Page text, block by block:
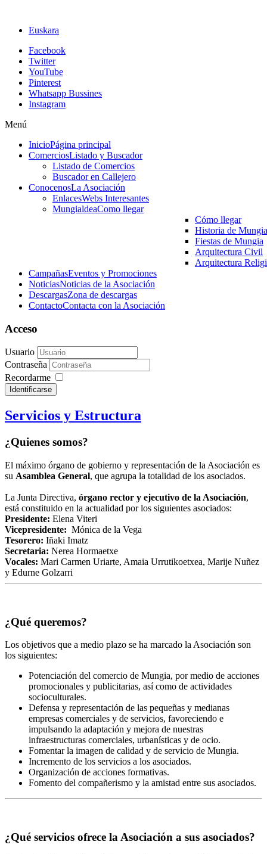
Euskara
Facebook
Twitter
YouTube
Pinterest
Whatsapp Bussines
Instagram
Menú
InicioPágina principal
ComerciosListado y Buscador
Listado de Comercios
Buscador en Callejero
ConocenosLa Asociación
EnlacesWebs Interesantes
MungialdeaComo llegar
Cómo llegar
Historia de Mungia
Fiestas de Mungia
Arquitectura Civil
Arquitectura
CampañasEventos y Promociones
NoticiasNoticias de la Asociación
DescargasZona de descargas
ContactoContacta con la Asociación
Acceso
Usuario
Contraseña
Recordarme
Identificarse
Servicios y Estructura
¿Quienes somos?
El máximo órgano de gobierno y representación de la Asociación es
su Asamblea General, que agrupa la totalidad de los asociados.
La Junta Directiva, órgano rector y ejecutivo de la Asociación,
está constituido en la actualidad por los siguientes asociados:
Presidente: Elena Viteri
Vicepresidente: Mónica de la Vega
Tesorero: Iñaki Imatz
Secretaria: Nerea Hormaetxe
Vocales: Mari Carmen Uriarte, Amaia Urrutikoetxea, Marije Nuñez
y Edurne Golzarri
¿Qué queremos?
Los objetivos que a medio plazo se ha marcado la Asociación son
los siguientes:
Potenciación del comercio de Mungia, por medio de acciones
promocionales y publicitarias, así como de actividades
socioculturales.
Defensa y representación de las pequeñas y medianas
empresas comerciales y de servicios, favoreciendo e
impulsando la adaptación y mejora de nuestras
infraestructuras comerciales, urbanísticas y de ocio.
Fomentar la imagen de calidad y de servicio de Mungia.
Incremento de los servicios a los asociados.
Organización de acciones formativas.
Fomento del compañerismo y la amistad entre sus asociados.
¿Qué servicios ofrece la Asociación a sus asociados?